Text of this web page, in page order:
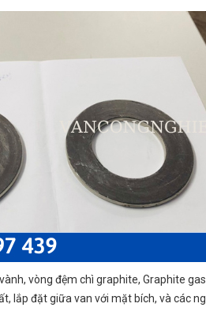
vòng đệm chì graphite, Graphite
lắp đặt giữa van với mặt bích, và các